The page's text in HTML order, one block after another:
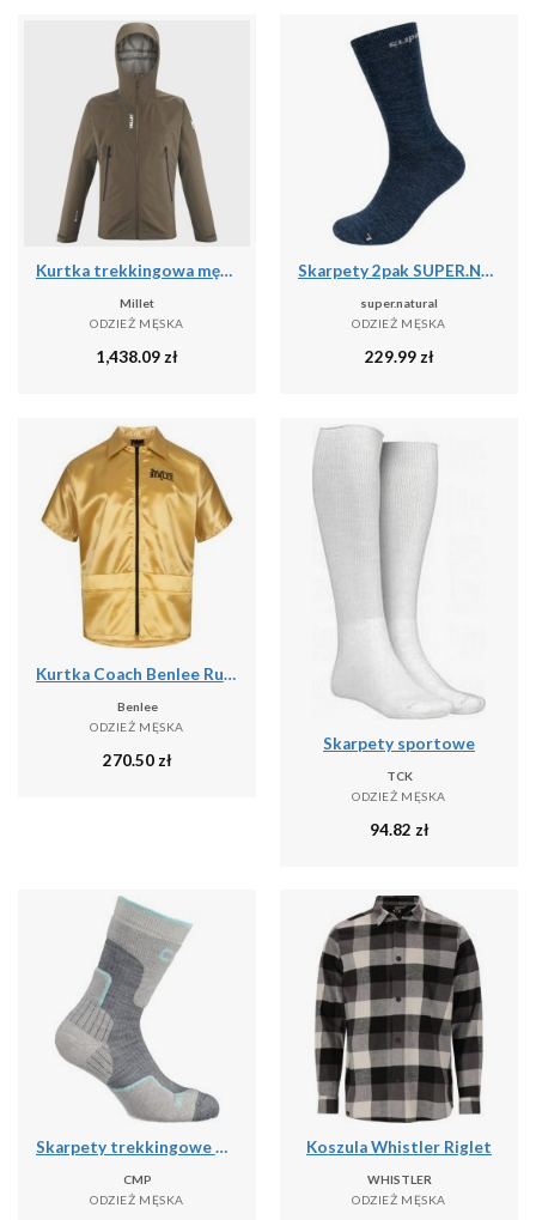
Kurtka trekkingowa męska MILLET Seneca Gtx 3L Jkt M
Millet
ODZIEŻ MĘSKA
1,438.09 zł
Skarpety 2pak SUPER.NATURAL SN All Day Socks 2-pack
super.natural
ODZIEŻ MĘSKA
229.99 zł
Kurtka Coach Benlee Rutland
Benlee
ODZIEŻ MĘSKA
270.50 zł
Skarpety sportowe
TCK
ODZIEŻ MĘSKA
94.82 zł
Skarpety trekkingowe CMP WOOL MID
CMP
ODZIEŻ MĘSKA
Koszula Whistler Riglet
WHISTLER
ODZIEŻ MĘSKA